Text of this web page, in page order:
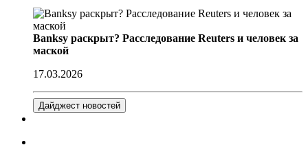
Banksy раскрыт? Расследование Reuters и человек за
маской
17.03.2026
Дайджест новостей